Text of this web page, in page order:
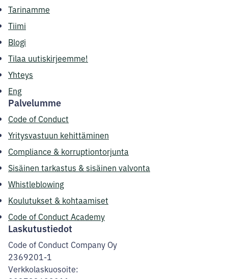
Tarinamme
Tiimi
Blogi
Tilaa uutiskirjeemme!
Yhteys
Eng
Palvelumme
Code of Conduct
Yritysvastuun kehittäminen
Compliance & korruptiontorjunta
Sisäinen tarkastus & sisäinen valvonta
Whistleblowing
Koulutukset & kohtaamiset
Code of Conduct Academy
Laskutustiedot
Code of Conduct Company Oy
2369201-1
Verkkolaskuosoite: